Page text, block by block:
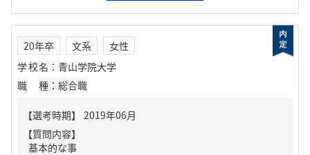
20年卒 文系
女性
学校名 ： 青山学院大学
職種 ： 総合職
【質問内容】
基本的な事